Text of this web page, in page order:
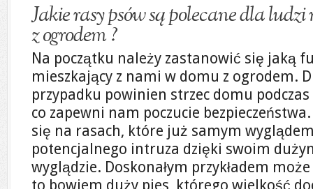
Jakie rasy psów są polecane dla
z ogrodem ?
Na początku należy zastanowić się jaką
mieszkający z nami w domu z ogrodem.
przypadku powinien strzec domu
co zapewni nam poczucie
się na rasach, które już samym
potencjalnego intruza dzięki swoim
wyglądzie. Doskonałym przykładem
to bowiem duży pies, którego wielkość